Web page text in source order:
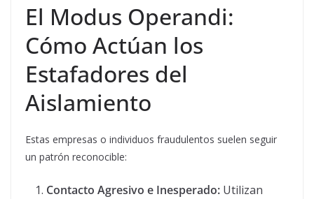
El Modus Operandi:
Cómo Actúan los
Estafadores del
Aislamiento
Estas empresas o individuos fraudulentos suelen seguir
un patrón reconocible:
Contacto Agresivo e Inesperado: Utilizan